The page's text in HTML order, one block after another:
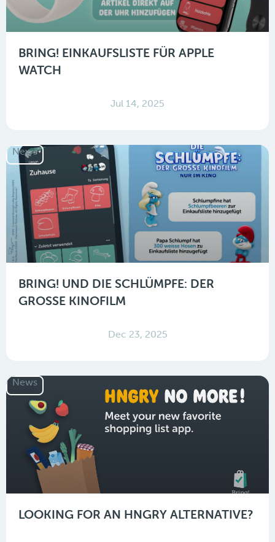
BRING! EINKAUFSLISTE FÜR APPLE
WATCH
Jul 14, 2025
News
BRING! UND DIE SCHLÜMPFE: DER
GROSSE KINOFILM
Dec 23, 2025
News
LOOKING FOR AN HNGRY ALTERNATIVE?